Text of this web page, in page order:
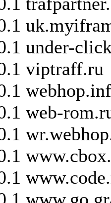
under-
viptraff.ru
web-